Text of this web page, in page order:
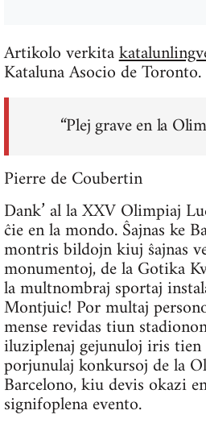
Artikolo verkita
Kataluna Asocio de Toronto.
“Plej grave en la
Pierre de Coubertin
Dank’ al la XXV Olimpiaj
ĉie en la mondo. Ŝajnas ke
montris bildojn kiuj ŝajnas
monumentoj, de la Gotika
la multnombraj sportaj
Montjuic! Por multaj
mense revidas tiun
iluziplenaj gejunuloj iris
porjunulaj konkursoj de la
Barcelono, kiu devis okazi
signifoplena evento.